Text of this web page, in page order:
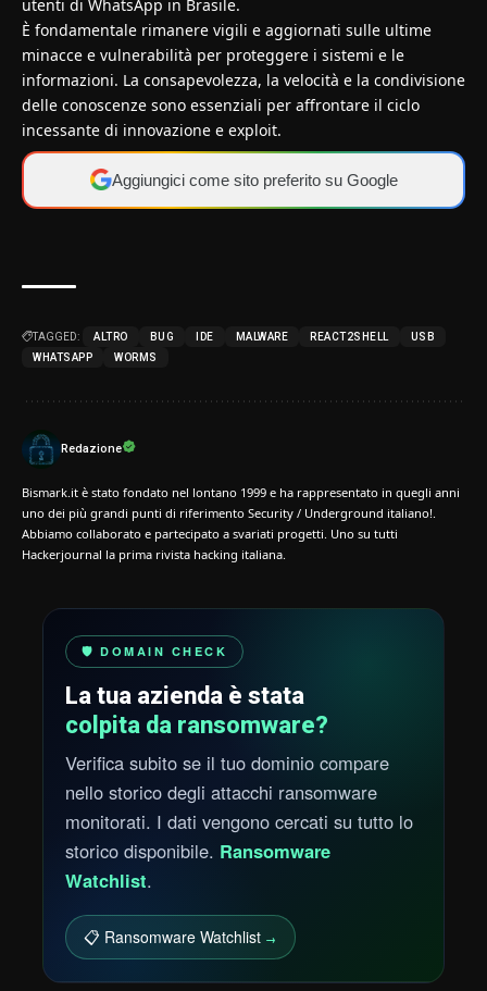
utenti di WhatsApp in Brasile.
È fondamentale rimanere vigili e aggiornati sulle ultime
minacce e vulnerabilità per proteggere i sistemi e le
informazioni. La consapevolezza, la velocità e la condivisione
delle conoscenze sono essenziali per affrontare il ciclo
incessante di innovazione e exploit.
Aggiungici come sito preferito su Google
TAGGED: ALTRO BUG IDE MALWARE REACT2SHELL
USB
WHATSAPP
WORMS
Redazione
Bismark.it è stato fondato nel lontano 1999 e ha rappresentato in quegli anni
uno dei più grandi punti di riferimento Security / Underground italiano!.
Abbiamo collaborato e partecipato a svariati progetti. Uno su tutti
Hackerjournal la prima rivista hacking italiana.
🛡️ DOMAIN CHECK
La tua azienda è stata
colpita da ransomware?
Verifica subito se il tuo dominio compare
nello storico degli attacchi ransomware
monitorati. I dati vengono cercati su tutto lo
storico disponibile. Ransomware
Watchlist.
📋 Ransomware Watchlist →